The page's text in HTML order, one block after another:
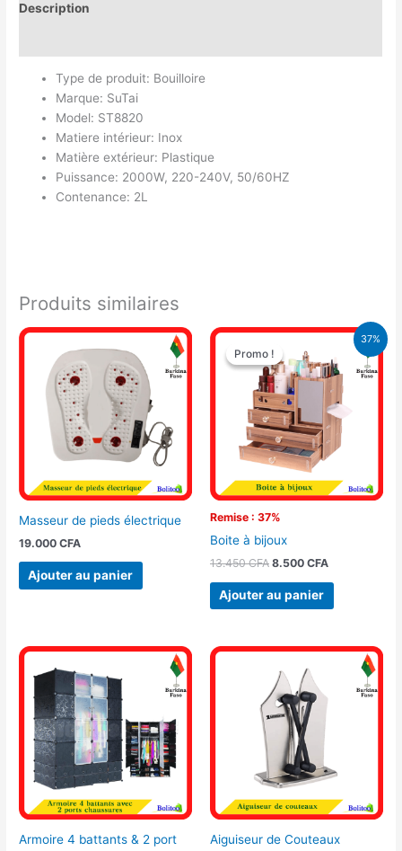
Description
Type de produit: Bouilloire
Marque: SuTai
Model: ST8820
Matiere intérieur: Inox
Matière extérieur: Plastique
Puissance: 2000W, 220-240V, 50/60HZ
Contenance: 2L
Produits similaires
Masseur de pieds électrique
19.000CFA
Ajouter au panier
37%
Promo !
Remise : 37%
Promo !
Boite à bijoux
13.450CFA
Le
prix
initial
était :
13.450 CFA.
8.500 CFA
Le
actuel
est :
8.500 CFA.
Ajouter au panier
Armoire 4 battants & 2 port
Aiguiseur de Couteaux